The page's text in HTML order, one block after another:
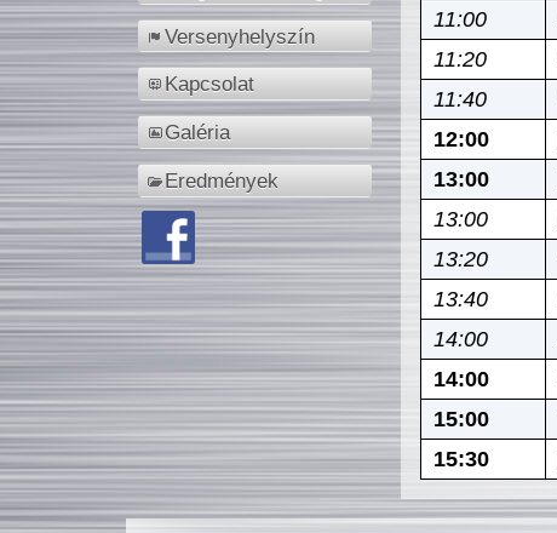
Versenyhelyszín
Kapcsolat
Galéria
Eredmények
11:00
11:20
11:40
12:00
13:00
13:00
13:20
13:40
14:00
14:00
15:00
15:30